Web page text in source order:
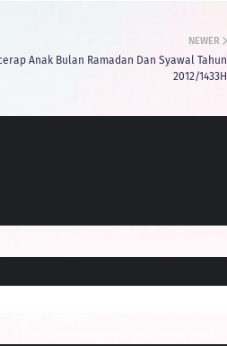
NEWER
Anak Bulan Ramadan Dan Syawal Tahun
2012/1433H